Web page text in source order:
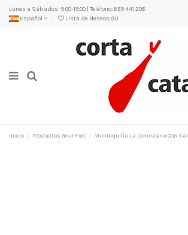
Lunes a Sábados: 9:00-15:00 | Teléfono: 659 441 208
Español
Lista de deseos (0)
Inicio Productos Gourmet Mantequilla La Lorenzana Con Sal